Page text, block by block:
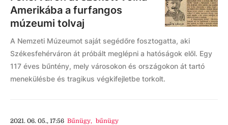
Amerikába a furfangos
múzeumi tolvaj
A Nemzeti Múzeumot saját segédőre fosztogatta, aki
Székesfehérváron át próbált meglépni a hatóságok elől. Egy
117 éves bűntény, mely városokon és országokon át tartó
menekülésbe és tragikus végkifejletbe torkolt.
2021. 06. 05., 17:56 Bűnügy, bűnügy